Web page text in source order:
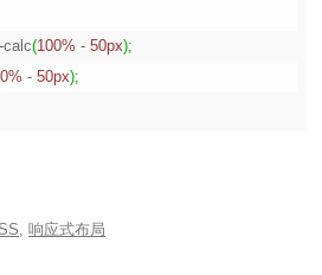
calc(100% - 50px);
- 50px);
, 响应式布局